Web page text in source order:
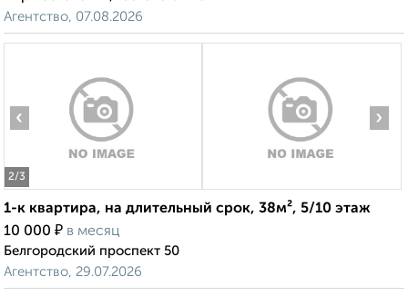
Агентство, 07.08.2026
2/3
‹ ›
1-к квартира, на длительный срок, 38м², 5/10 этаж
10 000 ₽ в месяц
Белгородский проспект 50
Агентство, 29.07.2026